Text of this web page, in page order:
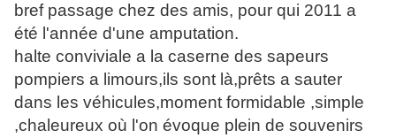
bref passage chez des amis, pour qui 2011 a
été l'année d'une amputation.
halte conviviale a la caserne des sapeurs
pompiers a limours,ils sont là,prêts a sauter
dans les véhicules,moment formidable ,simple
,chaleureux où l'on évoque plein de souvenirs